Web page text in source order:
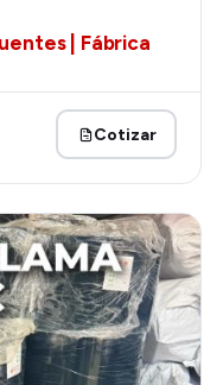
| Fábrica
Cotizar